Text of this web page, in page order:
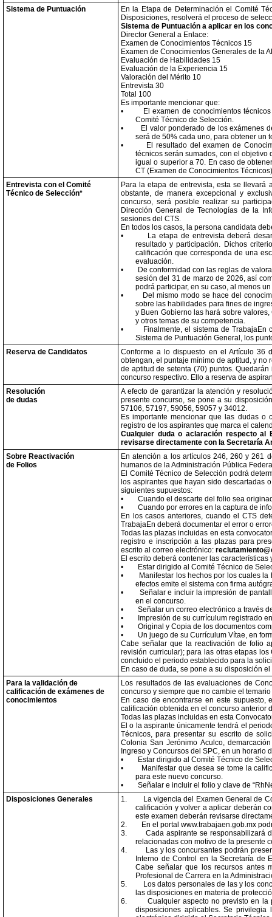
Sistema de Puntuación
En la Etapa de Determinación el Comité
Disposiciones, resolverá el proceso de
Sistema de Puntuación a aplicar en los
Director General a Enlace:
Examen de Conocimientos Técnicos 15
Examen de Conocimientos Generales de la
Evaluación de Habilidades 15
Evaluación de la Experiencia 15
Valoración del Mérito 10
Entrevista 30
Total 100
Es importante mencionar que:
•
El examen de conocimientos
Comité Técnico de Selección.
•
El valor ponderado de los exámenes
será de 50% cada uno, para obtener un
•
El resultado del examen de
técnicos serán sumados, con el
igual o superior a 70. En caso de
CT (Examen de Conocimientos
Entrevista con el Comité
Técnico de Selección*
Para la etapa de entrevista, esta se llevará
obstante, de manera excepcional y
concurso, será posible realizar su
Dirección General de Tecnologías de la
sesiones del CTS.
En todos los casos, la persona candidata
•
La etapa de entrevista deberá
resultado y participación. Dichos
calificación que corresponda de una
evaluación.
•
De conformidad con las reglas de
sesión del 31 de marzo de 2026, así
podrá participar, en su caso, al menos
•
Del mismo modo se hace del
sobre las habilidades para fines de
y Buen Gobierno las hará sobre
y otros temas de su competencia.
•
Finalmente, el sistema de
Sistema de Puntuación General, los
Reserva de Candidatos
Conforme a lo dispuesto en el Artículo 36
obtengan, el puntaje mínimo de aptitud, y
de aptitud de setenta (70) puntos.
concurso respectivo. Ello a reserva de
Resolución
de dudas
A efecto de garantizar la atención y
presente concurso, se pone a su
57106, 57197, 59056, 59057 y 34012.
Es importante mencionar que las dudas o
registro de los aspirantes que marca el
Cualquier duda o aclaración respecto al
revisarse directamente con la Secretaría
Sobre Reactivación
de Folios
En atención a los artículos 246, 260 y 261
humanos de la Administración Pública
El Comité Técnico de Selección podrá
los aspirantes que hayan sido descartadas
siguientes supuestos:
•
Cuando el descarte del folio sea
•
Cuando por errores en la captura de
En los casos anteriores, cuando el CTS
TrabajaEn deberá documentar el error o
Todas las plazas incluidas en esta
registro e inscripción a las plazas para
escrito al correo electrónico:
El escrito deberá contener las
•
Estar dirigido al Comité Técnico de
•
Manifestar los hechos por los cuales
efectos emite el sistema con firma
•
Señalar e incluir la impresión de
en el concurso.
•
Señalar un correo electrónico a través
•
Impresión de su currículum registrado
•
Original y Copia de los documentos
•
Un juego de su Currículum Vítae, en
Cabe señalar que la reactivación de folio
revisión curricular); para las otras etapas
concluido el periodo establecido para la
En caso de duda, se pone a su disposición
Para la validación de
calificación de exámenes de
conocimientos
Los resultados de las evaluaciones de
concurso y siempre que no cambie el
En caso de encontrarse en este
calificación obtenida en el concurso anterior
Todas las plazas incluidas en esta
El o la aspirante únicamente tendrá el
Técnicos, para presentar su escrito de
Colonia San Jerónimo Aculco,
Ingreso y Concursos del SPC, en un horario
•
Estar dirigido al Comité Técnico de
•
Manifestar que desea se tome la
para este nuevo concurso.
•
Señalar e incluir el folio y clave de
Disposiciones Generales
1.
La vigencia del Examen General de
calificación y volver a aplicar deberán
este examen deberán revisarse
2.
En el portal www.trabajaen.gob.mx
3.
Cada aspirante se responsabilizará
relacionadas con motivo de la presente
4.
Las y los concursantes podrán
Interno de Control en la Secretaría de
Cabe señalar que los recursos antes
Profesional de Carrera en la
5.
Los datos personales de las y los
las disposiciones en materia de
6.
Cualquier aspecto no previsto en la
disposiciones aplicables. Se